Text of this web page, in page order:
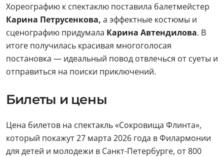
Хореографию к спектаклю поставила балетмейстер
Карина Петрусенкова, а эффектные костюмы и
сценографию придумала Карина Автендилова. В
итоге получилась красивая многоголосая
постановка — идеальный повод отвлечься от суеты и
отправиться на поиски приключений.
Билеты и цены
Цена билетов на спектакль «Сокровища Флинта»,
который покажут 27 марта 2026 года в Филармонии
для детей и молодежи в Санкт-Петербурге, от 800